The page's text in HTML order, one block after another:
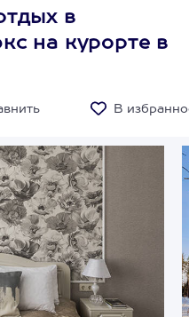
в
на курорте в
В